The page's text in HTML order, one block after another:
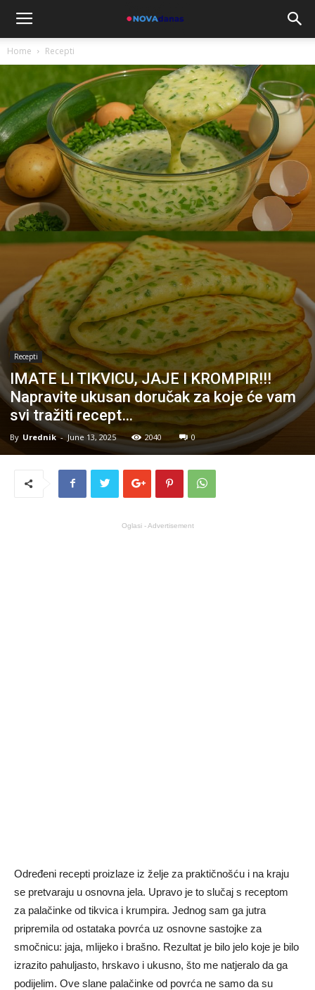
Home Recepti
Recepti
IMATE LI TIKVICU, JAJE I KROMPIR!!!
Napravite ukusan doručak za koje će vam
svi tražiti recept…
By Urednik - June 13, 2025 2040 0
Oglasi - Advertisement
Određeni recepti proizlaze iz želje za praktičnošću i na kraju
se pretvaraju u osnovna jela. Upravo je to slučaj s receptom
za palačinke od tikvica i krumpira. Jednog sam ga jutra
pripremila od ostataka povrća uz osnovne sastojke za
smočnicu: jaja, mlijeko i brašno. Rezultat je bilo jelo koje je bilo
izrazito pahuljasto, hrskavo i ukusno, što me natjeralo da ga
podijelim. Ove slane palačinke od povrća ne samo da su